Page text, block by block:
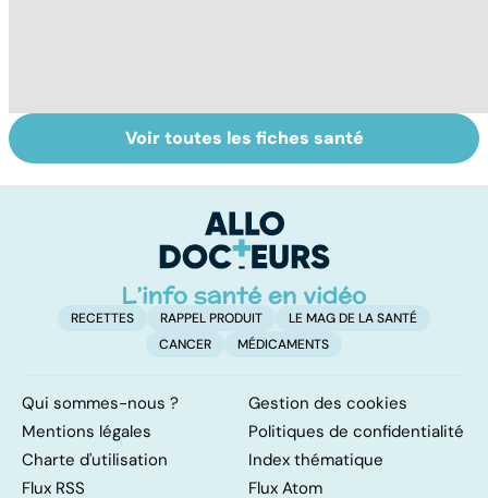
Le saturnisme :
une intoxication
Faire du sport à
domicile, c'est
Voir toutes les fiches santé
RECETTES RAPPEL PRODUIT
LE MAG DE LA SANTÉ
CANCER
MÉDICAMENTS
Qui sommes-nous ?
Gestion des cookies
Mentions légales
Politiques de confidentialité
Charte d'utilisation
Index thématique
Flux RSS
Flux Atom